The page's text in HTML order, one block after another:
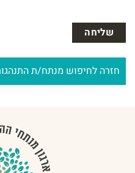
חזרה לחיפוש מנתח/ת